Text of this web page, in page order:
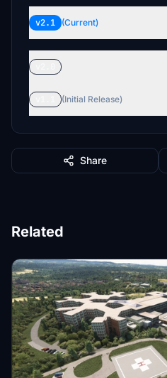
v2.1 (Current)
(Initial Release)
Share
Related